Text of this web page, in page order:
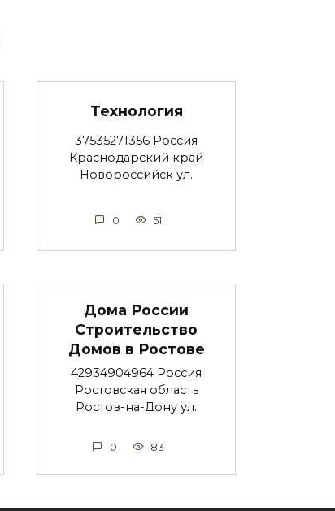
Технология
37535271356 Россия
Краснодарский край
Новороссийск ул.
0 51
Дома России
Строительство
Домов в Ростове
42934904964 Россия
Ростовская область
Ростов-на-Дону ул.
0 83